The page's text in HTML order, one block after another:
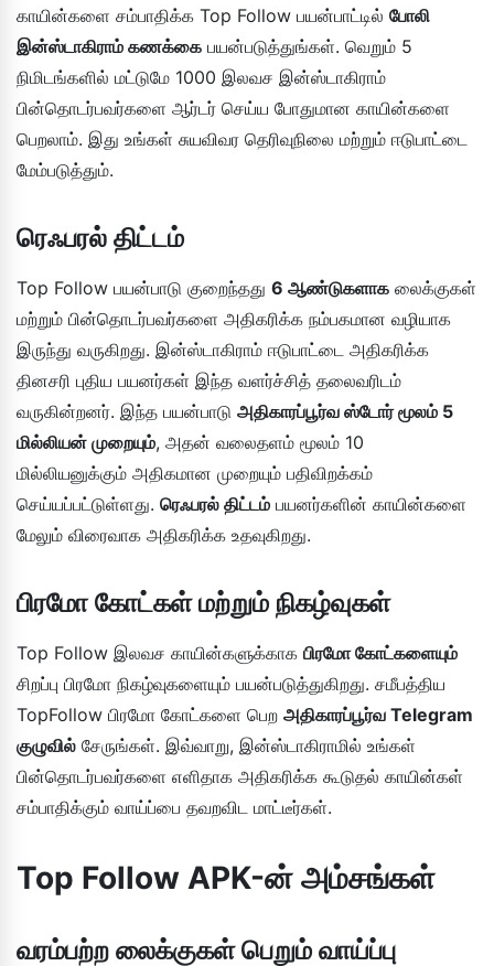
காயின்களை சம்பாதிக்க Top Follow பயன்பாட்டில் போலி
இன்ஸ்டாகிராம் கணக்கை பயன்படுத்துங்கள். வெறும் 5
நிமிடங்களில் மட்டுமே 1000 இலவச இன்ஸ்டாகிராம்
பின்தொடர்பவர்களை ஆர்டர் செய்ய போதுமான காயின்களை
பெறலாம். இது உங்கள் சுயவிவர தெரிவுநிலை மற்றும் ஈடுபாட்டை
மேம்படுத்தும்.
ரெஃபரல் திட்டம்
Top Follow பயன்பாடு குறைந்தது 6 ஆண்டுகளாக லைக்குகள்
மற்றும் பின்தொடர்பவர்களை அதிகரிக்க நம்பகமான வழியாக
இருந்து வருகிறது. இன்ஸ்டாகிராம் ஈடுபாட்டை அதிகரிக்க
தினசரி புதிய பயனர்கள் இந்த வளர்ச்சித் தலைவரிடம்
வருகின்றனர். இந்த பயன்பாடு அதிகாரப்பூர்வ ஸ்டோர் மூலம் 5
மில்லியன் முறையும், அதன் வலைதளம் மூலம் 10
மில்லியனுக்கும் அதிகமான முறையும் பதிவிறக்கம்
செய்யப்பட்டுள்ளது. ரெஃபரல் திட்டம் பயனர்களின் காயின்களை
மேலும் விரைவாக அதிகரிக்க உதவுகிறது.
பிரமோ கோட்கள் மற்றும் நிகழ்வுகள்
Top Follow இலவச காயின்களுக்காக பிரமோ கோட்களையும்
சிறப்பு பிரமோ நிகழ்வுகளையும் பயன்படுத்துகிறது. சமீபத்திய
TopFollow பிரமோ கோட்களை பெற அதிகாரப்பூர்வ Telegram
குழுவில் சேருங்கள். இவ்வாறு, இன்ஸ்டாகிராமில் உங்கள்
பின்தொடர்பவர்களை எளிதாக அதிகரிக்க கூடுதல் காயின்கள்
சம்பாதிக்கும் வாய்ப்பை தவறவிட மாட்டீர்கள்.
Top Follow APK-ன் அம்சங்கள்
வரம்பற்ற லைக்குகள் பெறும் வாய்ப்பு